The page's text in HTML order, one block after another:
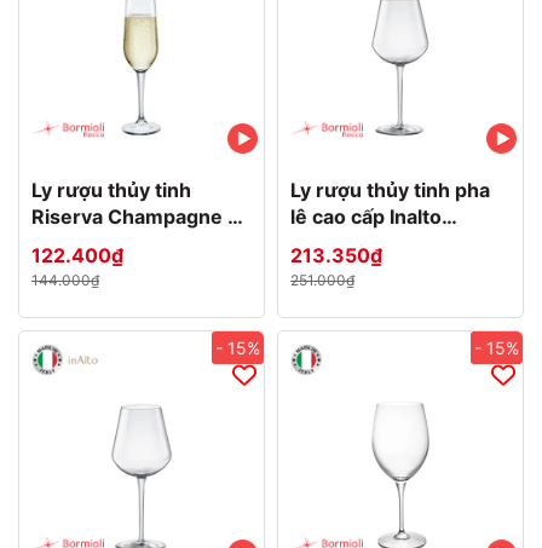
Ly rượu thủy tinh
Riserva Champagne 21
cl
122.400₫
144.000₫
Ly rượu thủy tinh pha
lê cao cấp Inalto
Medium 47cl
213.350₫
251.000₫
- 15% - 15%